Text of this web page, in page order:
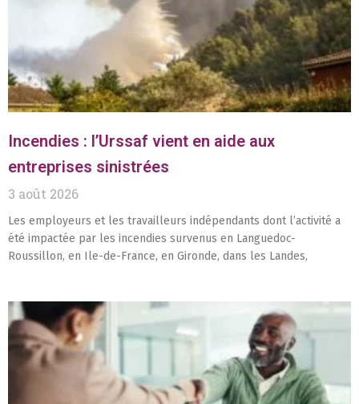
Incendies : l’Urssaf vient en aide aux
entreprises sinistrées
3 août 2026
Les employeurs et les travailleurs indépendants dont l’activité a
été impactée par les incendies survenus en Languedoc-
Roussillon, en Ile-de-France, en Gironde, dans les Landes,